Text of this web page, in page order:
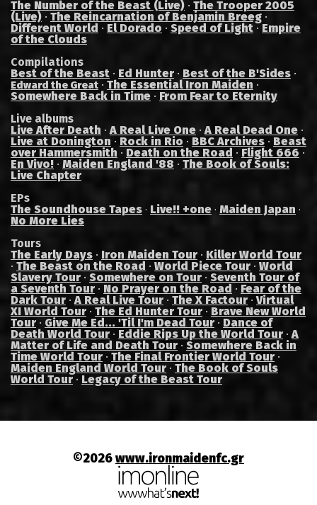
The Number of the Beast (Live) · The Trooper 2005
(Live) · The Reincarnation of Benjamin Breeg ·
Different World · El Dorado · Speed of Light·Empire
of the Clouds
Compilations
Best of the Beast · Ed Hunter · Best of the B'Sides ·
Edward the Great · The Essential Iron Maiden ·
Somewhere Back in Time · From Fear to Eternity
Live albums
Live After Death ·A Real Live One ·A Real Dead One ·
Live at Donington · Rock in Rio · BBC Archives · Beast
over Hammersmith · Death on the Road · Flight 666 ·
En Vivo! · Maiden England '88 · The Book of Souls:
Live Chapter
EPs
The Soundhouse Tapes · Live!! +one · Maiden Japan ·
No More Lies
Tours
The Early Days · Iron Maiden Tour · Killer World Tour
· The Beast on the Road · World Piece Tour · World
Slavery Tour · Somewhere on Tour · Seventh Tour of
a Seventh Tour · No Prayer on the Road · Fear of the
Dark Tour ·A Real Live Tour · The X Factour ·Virtual
XI World Tour · The Ed Hunter Tour · Brave New World
Tour · Give Me Ed... 'Til I'm Dead Tour · Dance of
Death World Tour · Eddie Rips Up the World Tour ·A
Matter of Life and Death Tour · Somewhere Back in
Time World Tour · The Final Frontier World Tour ·
Maiden England World Tour · The Book of Souls
World Tour· Legacy of the Beast Tour
©2026www.ironmaidenfc.gr